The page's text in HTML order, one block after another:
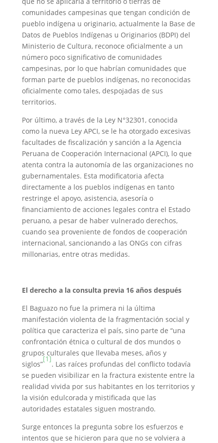
comunidades campesinas que tengan condición de
pueblo indígena u originario, actualmente la Base de
Datos de Pueblos Indígenas u Originarios (BDPI) del
Ministerio de Cultura, reconoce oficialmente a un
número poco significativo de comunidades
campesinas, por lo que habrían comunidades que
forman parte de pueblos indígenas, no reconocidas
oficialmente como tales, despojadas de sus
territorios.
Por último, a través de la Ley N°32301, conocida
como la nueva Ley APCI, se le ha otorgado excesivas
facultades de fiscalización y sanción a la Agencia
Peruana de Cooperación Internacional (APCI), lo que
atenta contra la autonomía de las organizaciones no
gubernamentales. Esta modificatoria afecta
directamente a los pueblos indígenas en tanto
restringe el apoyo, asistencia, asesoría o
financiamiento de acciones legales contra el Estado
peruano, a pesar de haber vulnerado derechos,
cuando sea proveniente de fondos de cooperación
internacional, sancionando a las ONGs con cifras
millonarias, entre otras medidas.
El derecho a la consulta previa 16 años después
El Baguazo no fue la primera ni la última
manifestación violenta de la fragmentación social y
política que caracteriza el país, sino parte de “una
confrontación étnica o cultural de dos mundos o
grupos culturales que llevaba meses, años y
siglos”
[1]
. Las raíces profundas del conflicto todavía
se pueden visibilizar en la fractura existente entre la
realidad vivida por sus habitantes en los territorios y
la visión edulcorada y mistificada que las
autoridades estatales siguen mostrando.
Surge entonces la pregunta sobre los esfuerzos e
intentos que se hicieron para que no se volviera a